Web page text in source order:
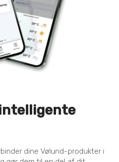
dine Vølund-produkter i